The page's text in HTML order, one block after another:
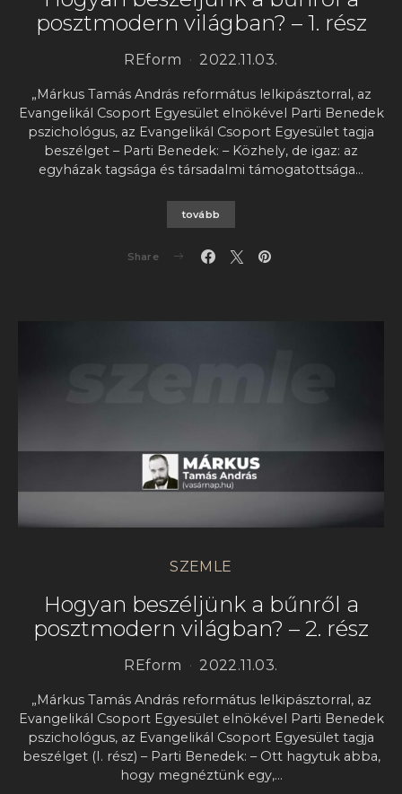
posztmodern világban? – 1. rész
REform 2022.11.03.
„Márkus Tamás András református lelkipásztorral, az
Evangelikál Csoport Egyesület elnökével Parti Benedek
pszichológus, az Evangelikál Csoport Egyesület tagja
beszélget – Parti Benedek: – Közhely, de igaz: az
egyházak tagsága és társadalmi támogatottsága…
tovább
Share
SZEMLE
Hogyan beszéljünk a bűnről a
posztmodern világban? – 2. rész
REform 2022.11.03.
„Márkus Tamás András református lelkipásztorral, az
Evangelikál Csoport Egyesület elnökével Parti Benedek
pszichológus, az Evangelikál Csoport Egyesület tagja
beszélget (I. rész) – Parti Benedek: – Ott hagytuk abba,
hogy megnéztünk egy,…